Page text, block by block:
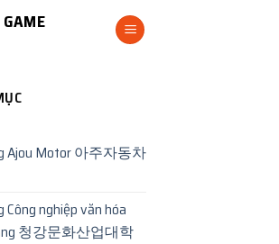
GAME
Ajou Motor 아주자동차
Công nghiệp văn hóa
청강문화산업대학